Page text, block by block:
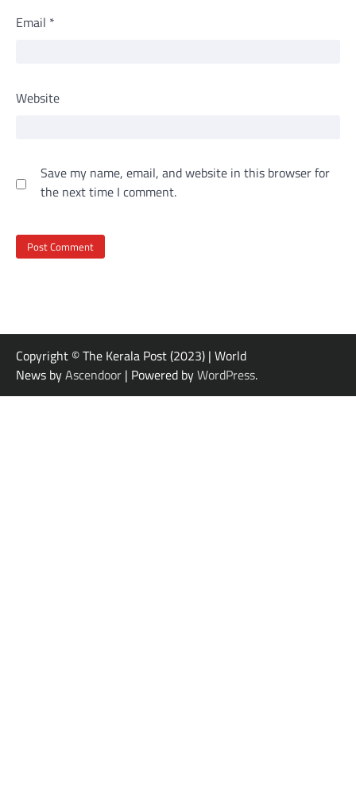
Email *
Website
Save my name, email, and website in this browser for
the next time I comment.
Copyright © The Kerala Post (2023) | World
News byAscendoor | Powered byWordPress.